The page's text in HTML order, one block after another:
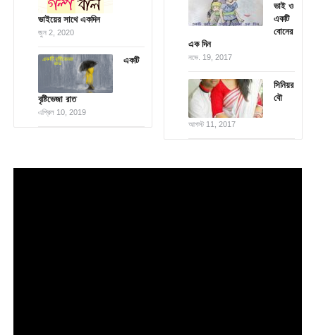
ভাইয়ের সাথে একদিন
জুন 2, 2020
একটি
বৃষ্টিভেজা রাত
এপ্রিল 10, 2019
ভাই ও
একটি
বোনের
এক দিন
নভে. 19, 2017
সিনিয়র
বৌ
আগস্ট 11, 2017